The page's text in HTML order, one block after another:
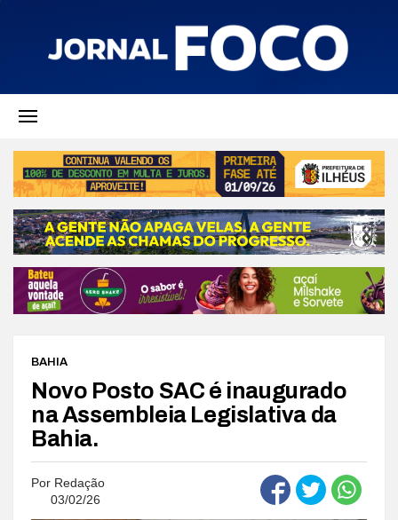
BAHIA
Novo Posto SAC é inaugurado
na Assembleia Legislativa da
Bahia.
Por Redação
03/02/26